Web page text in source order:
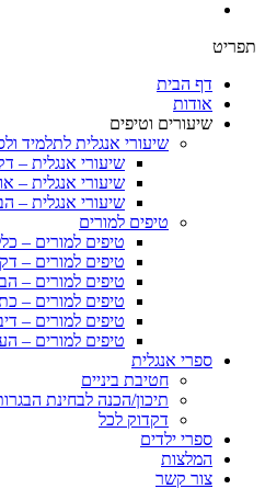
תפריט
דף הבית
אודות
שיעורים וטיפים
שיעורי אנגלית לתלמיד
שיעורי אנגלית –
שיעורי אנגלית –
שיעורי אנגלית –
טיפים למורים
טיפים למורים –
טיפים למורים –
טיפים למורים –
טיפים למורים –
טיפים למורים –
טיפים למורים –
ספרי אנגלית
חטיבת ביניים
תיכון/הכנה לבחינת
דקדוק לכל
ספרי ילדים
המלצות
צור קשר